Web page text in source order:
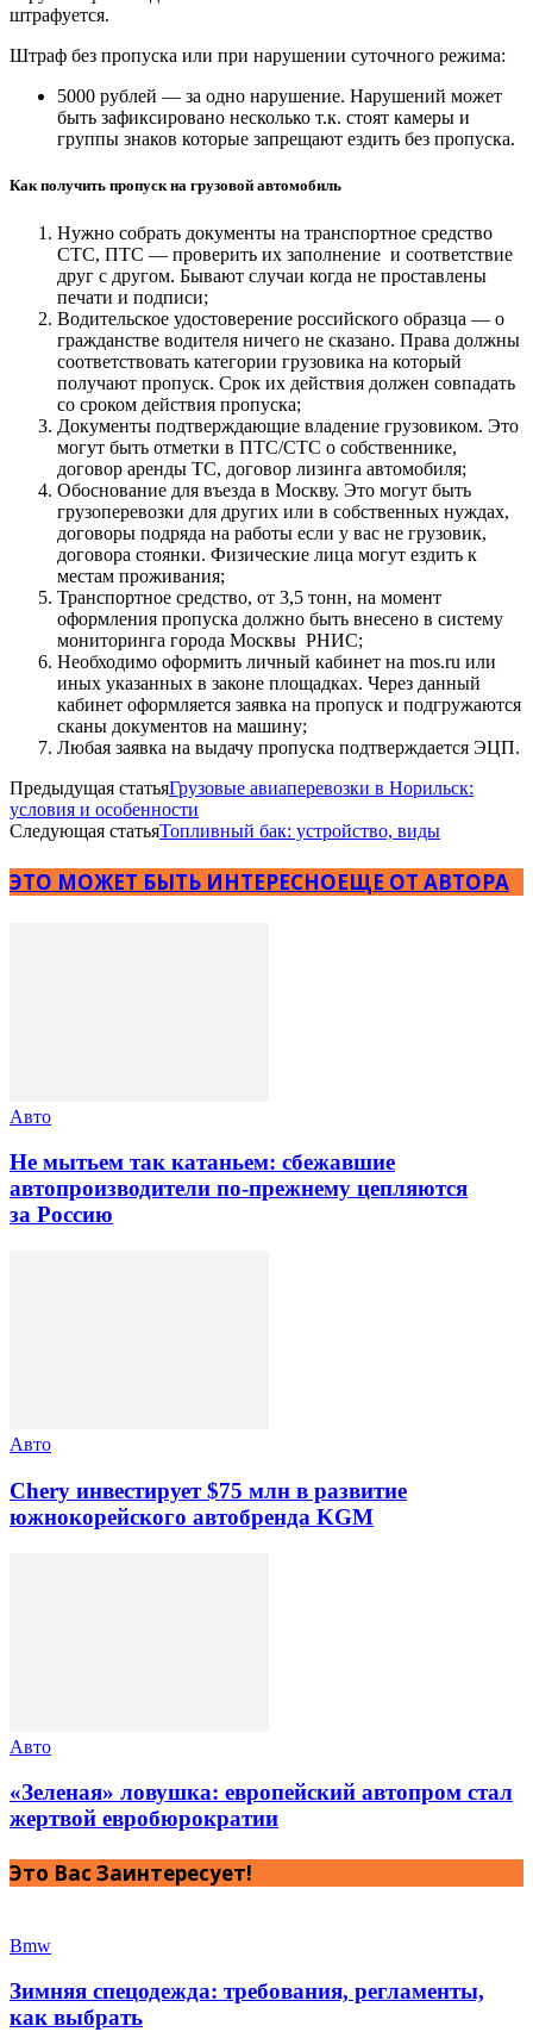
штрафуется.
Штраф без пропуска или при нарушении суточного режима:
5000 рублей — за одно нарушение. Нарушений может
быть зафиксировано несколько т.к. стоят камеры и
группы знаков которые запрещают ездить без пропуска.
Как получить пропуск на грузовой автомобиль
Нужно собрать документы на транспортное средство
СТС, ПТС — проверить их заполнение и соответствие
друг с другом. Бывают случаи когда не проставлены
печати и подписи;
Водительское удостоверение российского образца — о
гражданстве водителя ничего не сказано. Права должны
соответствовать категории грузовика на который
получают пропуск. Срок их действия должен совпадать
со сроком действия пропуска;
Документы подтверждающие владение грузовиком. Это
могут быть отметки в ПТС/СТС о собственнике,
договор аренды ТС, договор лизинга автомобиля;
Обоснование для въезда в Москву. Это могут быть
грузоперевозки для других или в собственных нуждах,
договоры подряда на работы если у вас не грузовик,
договора стоянки. Физические лица могут ездить к
местам проживания;
Транспортное средство, от 3,5 тонн, на момент
оформления пропуска должно быть внесено в систему
мониторинга города Москвы РНИС;
Необходимо оформить личный кабинет на mos.ru или
иных указанных в законе площадках. Через данный
кабинет оформляется заявка на пропуск и подгружаются
сканы документов на машину;
Любая заявка на выдачу пропуска подтверждается ЭЦП.
Предыдущая статьяГрузовые авиаперевозки в Норильск:
условия и особенности
Следующая статьяТопливный бак: устройство, виды
ЭТО МОЖЕТ БЫТЬ ИНТЕРЕСНОЕЩЕ ОТ АВТОРА
Авто
Не мытьем так катаньем: сбежавшие
автопроизводители по-прежнему цепляются
за Россию
Авто
Chery инвестирует $75 млн в развитие
южнокорейского автобренда KGM
Авто
«Зеленая» ловушка: европейский автопром стал
жертвой евробюрократии
Это Вас Заинтересует!
Bmw
Зимняя спецодежда: требования, регламенты,
как выбрать